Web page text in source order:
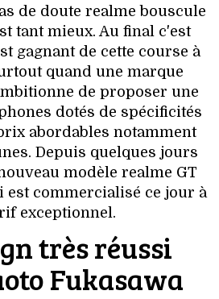
de doute realme bouscule
tant mieux. Au final c'est
gagnant de cette course à
quand une marque
de proposer une
dotés de spécificités
abordables notamment
Depuis quelques jours
modèle realme GT
est commercialisé ce jour à
exceptionnel.
très réussi
Fukasawa